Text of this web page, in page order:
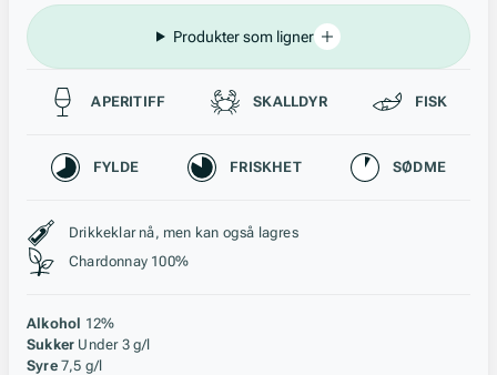
Produkter som ligner
Passer til
APERITIFF SKALLDYR FISK
Karakteristikk
FYLDE FRISKHET SØDME
Stil, lagring og råstoff
Drikkeklar nå, men kan også lagres
Chardonnay 100%
Alkohol 12%
Sukker Under 3 g/l
Syre 7,5 g/l